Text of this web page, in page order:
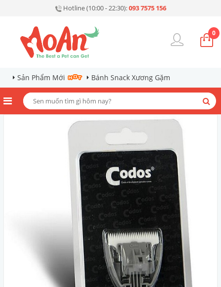
Hotline (10:00 - 22:30):093 7575 156
0
Sản Phẩm Mới Bánh Snack Xương Gặm